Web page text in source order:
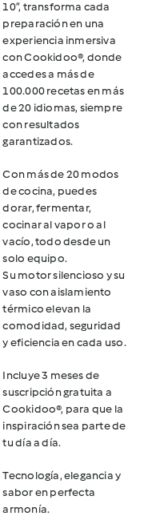
10”, transforma cada
preparación en una
experiencia inmersiva
con Cookidoo®, donde
accedes a más de
100.000 recetas en más
de 20 idiomas, siempre
con resultados
garantizados.
Con más de 20 modos
de cocina, puedes
dorar, fermentar,
cocinar al vapor o al
vacío, todo desde un
solo equipo.
Su motor silencioso y su
vaso con aislamiento
térmico elevan la
comodidad, seguridad
y eficiencia en cada uso.
Incluye 3 meses de
suscripción gratuita a
Cookidoo®, para que la
inspiración sea parte de
tu día a día.
Tecnología, elegancia y
sabor en perfecta
armonía.